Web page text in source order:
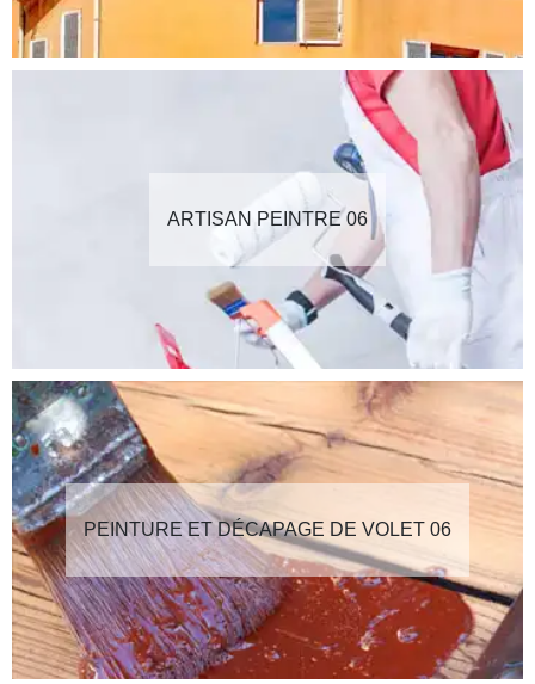
ARTISAN PEINTRE 06
PEINTURE ET DÉCAPAGE DE VOLET 06